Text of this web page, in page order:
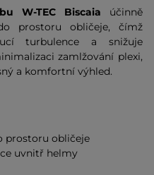
W-TEC Biscaia
účinně
prostoru obličeje, čímž
turbulence a snižuje
zamlžování plexi,
a komfortní výhled.
prostoru obličeje
uvnitř helmy